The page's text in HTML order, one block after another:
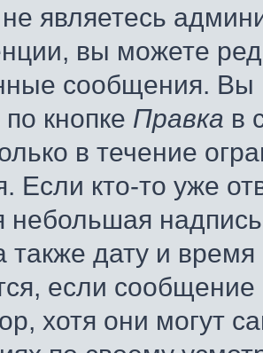
являетесь
вы можете
сообщения. Вы
кнопке Правка в
в течение
Если кто-то уже
небольшая
также дату и
если
хотя они могут